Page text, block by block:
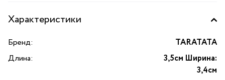
Характеристики
Бренд:
TARATATA
Длина:
3,5см Ширина:
3,4см